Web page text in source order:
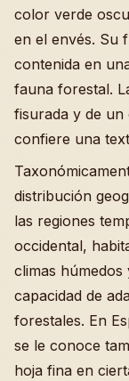
color verde
en el envés. Su
contenida en
fauna forestal.
fisurada y de
confiere una
distribución
las regiones
occidental,
climas
capacidad de
forestales. En
se le conoce
hoja fina en